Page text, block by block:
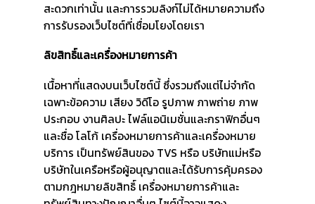
สะดวกเท่านั้น และการรวมลิงก์ไม่ได้หมายความถึง
การรับรองเว็บไซต์ที่เชื่อมโยงโดยเรา
ลิขสิทธิ์และเครื่องหมายการค้า
เนื้อหาที่แสดงบนเว็บไซต์นี้ ซึ่งรวมถึงแต่ไม่จำกัด
เฉพาะข้อความ เสียง วิดีโอ รูปภาพ ภาพถ่าย ภาพ
ประกอบ งานศิลปะ ไฟล์แอนิเมชั่นและกราฟิกอื่นๆ
และชื่อ โลโก้ เครื่องหมายการค้าและเครื่องหมาย
บริการ เป็นทรัพย์สินของ TVS หรือ บริษัทแม่หรือ
บริษัทในเครือหรือผู้อนุญาตและได้รับการคุ้มครอง
ตามกฎหมายลิขสิทธิ์ เครื่องหมายการค้าและ